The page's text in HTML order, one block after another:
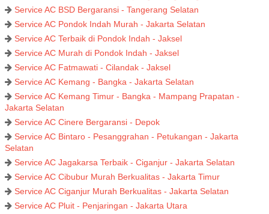
Service AC BSD Bergaransi - Tangerang Selatan
Service AC Pondok Indah Murah - Jakarta Selatan
Service AC Terbaik di Pondok Indah - Jaksel
Service AC Murah di Pondok Indah - Jaksel
Service AC Fatmawati - Cilandak - Jaksel
Service AC Kemang - Bangka - Jakarta Selatan
Service AC Kemang Timur - Bangka - Mampang Prapatan -
Jakarta Selatan
Service AC Cinere Bergaransi - Depok
Service AC Bintaro - Pesanggrahan - Petukangan - Jakarta
Selatan
Service AC Jagakarsa Terbaik - Ciganjur - Jakarta Selatan
Service AC Cibubur Murah Berkualitas - Jakarta Timur
Service AC Ciganjur Murah Berkualitas - Jakarta Selatan
Service AC Pluit - Penjaringan - Jakarta Utara